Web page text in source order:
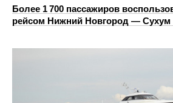
Более 1 700 пассажиров
рейсом Нижний Новгород — Сухум